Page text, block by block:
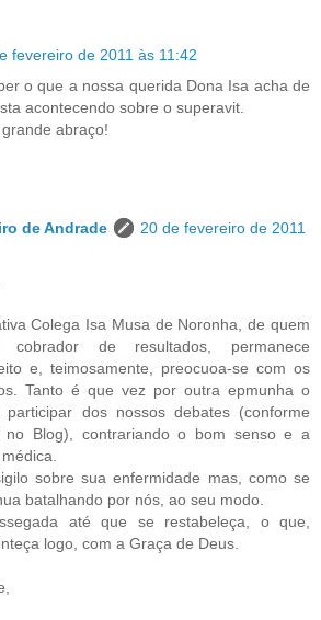
fevereiro de 2011 às 11:42
o que a nossa querida Dona Isa acha de
acontecendo sobre o superavit.
abraço!
de Andrade
20 de fevereiro de 2011
Colega Isa Musa de Noronha, de quem
cobrador de resultados, permanece
e, teimosamente, preocuoa-se com os
Tanto é que vez por outra epmunha o
participar dos nossos debates (conforme
no Blog), contrariando o bom senso e a
sobre sua enfermidade mas, como se
batalhando por nós, ao seu modo.
até que se restabeleça, o que,
logo, com a Graça de Deus.